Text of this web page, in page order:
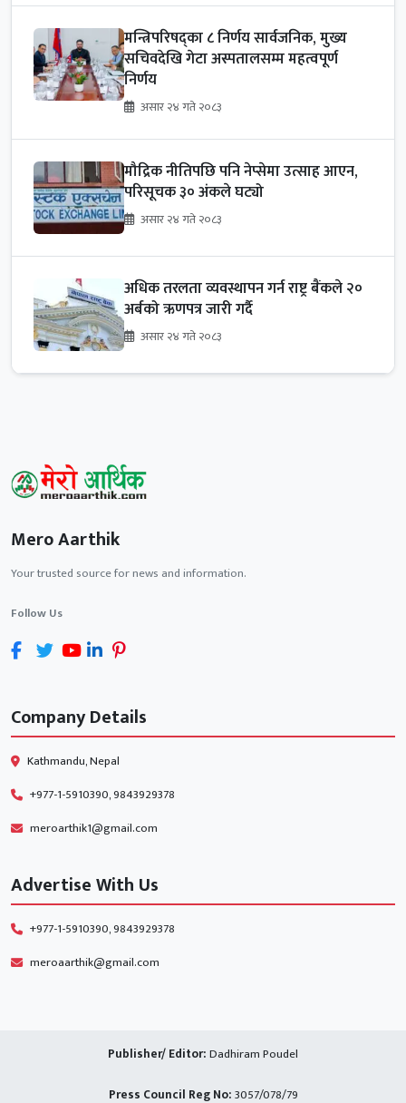
मन्त्रिपरिषद्का ८ निर्णय सार्वजनिक, मुख्य
सचिवदेखि गेटा अस्पतालसम्म महत्वपूर्ण
निर्णय
असार २४ गते २०८३
मौद्रिक नीतिपछि पनि नेप्सेमा उत्साह आएन,
परिसूचक ३० अंकले घट्यो
असार २४ गते २०८३
अधिक तरलता व्यवस्थापन गर्न राष्ट्र बैंकले २०
अर्बको ऋणपत्र जारी गर्दै
असार २४ गते २०८३
Mero Aarthik
Your trusted source for news and information.
Follow Us
Company Details
Kathmandu, Nepal
+977-1-5910390, 9843929378
meroarthik1@gmail.com
Advertise With Us
+977-1-5910390, 9843929378
meroaarthik@gmail.com
Publisher/ Editor:Dadhiram Poudel
Press Council Reg No: 3057/078/79